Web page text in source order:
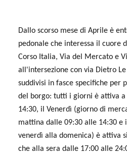
Dallo scorso mese di Aprile è
pedonale che interessa il cuore
Corso Italia, Via del Mercato e
all'intersezione con via Dietro
suddivisi in fasce specifiche per
del borgo: tutti i giorni è attiva a
14:30, il Venerdì (giorno di
mattina dalle 09:30 alle 14:30 e
venerdì alla domenica) è attiva
che alla sera dalle 17:00 alle